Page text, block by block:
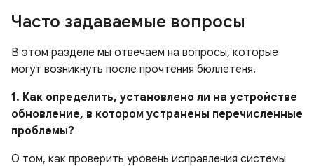
Часто задаваемые вопросы
В этом разделе мы отвечаем на вопросы, которые
могут возникнуть после прочтения бюллетеня.
1. Как определить, установлено ли на устройстве
обновление, в котором устранены перечисленные
проблемы?
О том, как проверить уровень исправления системы